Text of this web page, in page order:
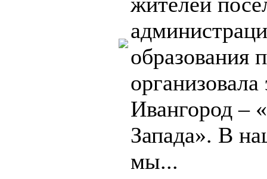
образования
Ивангород –
Запада». В
мы...